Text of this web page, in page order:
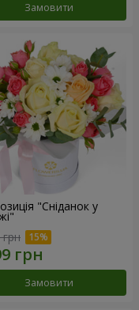
Замовити
"Сніданок у
Замовити